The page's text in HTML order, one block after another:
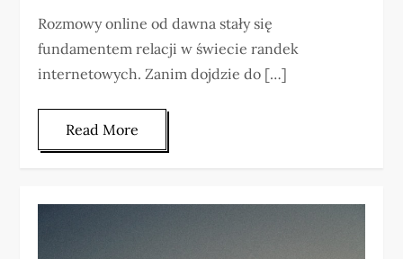
Rozmowy online od dawna stały się
fundamentem relacji w świecie randek
internetowych. Zanim dojdzie do […]
Read More